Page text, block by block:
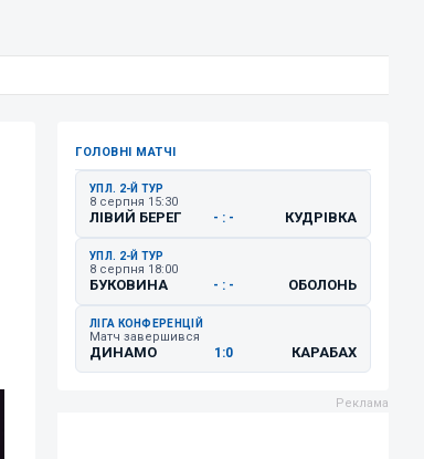
ГОЛОВНІ МАТЧІ
УПЛ. 2-Й ТУР
8 серпня 15:30
ЛІВИЙ БЕРЕГ - : - КУДРІВКА
УПЛ. 2-Й ТУР
8 серпня 18:00
БУКОВИНА - : - ОБОЛОНЬ
ЛІГА КОНФЕРЕНЦІЙ
Матч завершився
ДИНАМО 1:0 КАРАБАХ